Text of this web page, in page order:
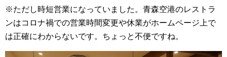
※ただし時短営業になっていました。青森空港のレストラ
ンはコロナ禍での営業時間変更や休業がホームページ上で
は正確にわからないです。ちょっと不便ですね。